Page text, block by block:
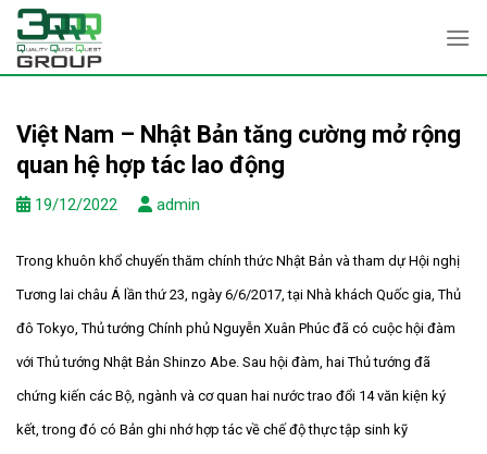
Skip
content
Việt Nam – Nhật Bản tăng cường mở rộng
quan hệ hợp tác lao động
19/12/2022 admin
Trong khuôn khổ chuyến thăm chính thức Nhật Bản và tham dự Hội nghị
Tương lai châu Á lần thứ 23, ngày 6/6/2017, tại Nhà khách Quốc gia, Thủ
đô Tokyo, Thủ tướng Chính phủ Nguyễn Xuân Phúc đã có cuộc hội đàm
với Thủ tướng Nhật Bản Shinzo Abe. Sau hội đàm, hai Thủ tướng đã
chứng kiến các Bộ, ngành và cơ quan hai nước trao đổi 14 văn kiện ký
kết, trong đó có Bản ghi nhớ hợp tác về chế độ thực tập sinh kỹ